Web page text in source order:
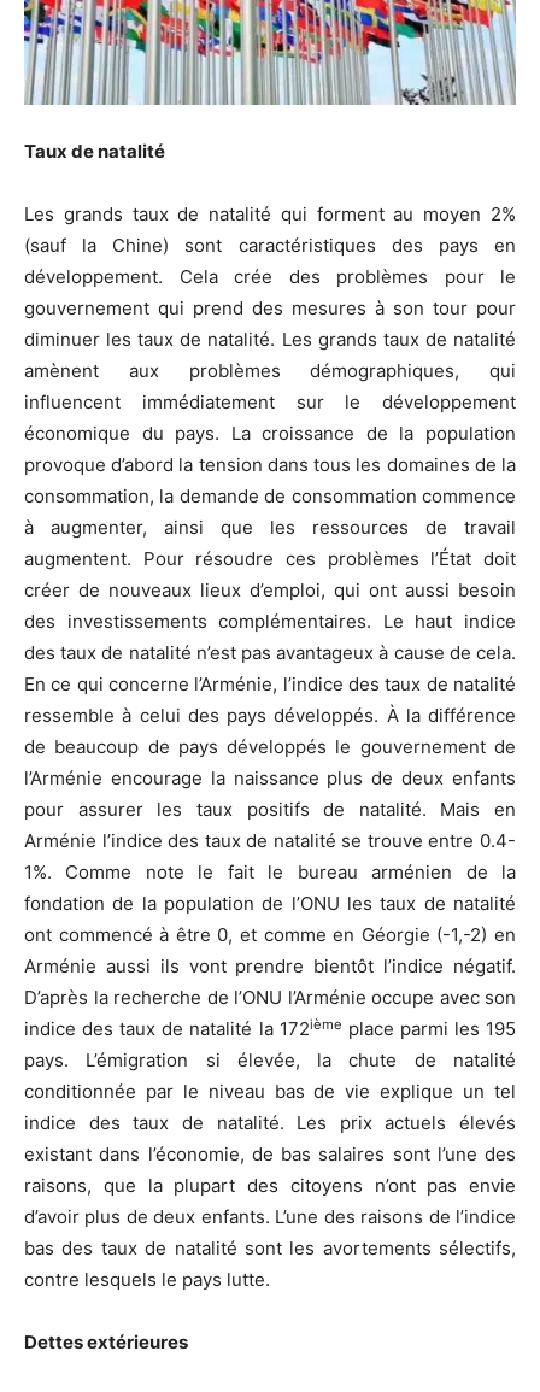
Taux de natalité
Les grands taux de natalité qui forment au moyen 2%
(sauf la Chine) sont caractéristiques des pays en
développement. Cela crée des problèmes pour le
gouvernement qui prend des mesures à son tour pour
diminuer les taux de natalité. Les grands taux de natalité
amènent aux problèmes démographiques, qui
influencent immédiatement sur le développement
économique du pays. La croissance de la population
provoque d’abord la tension dans tous les domaines de la
consommation, la demande de consommation commence
à augmenter, ainsi que les ressources de travail
augmentent. Pour résoudre ces problèmes l’État doit
créer de nouveaux lieux d’emploi, qui ont aussi besoin
des investissements complémentaires. Le haut indice
des taux de natalité n’est pas avantageux à cause de cela.
En ce qui concerne l’Arménie, l’indice des taux de natalité
ressemble à celui des pays développés. À la différence
de beaucoup de pays développés le gouvernement de
l’Arménie encourage la naissance plus de deux enfants
pour assurer les taux positifs de natalité. Mais en
Arménie l’indice des taux de natalité se trouve entre 0.4-
1%. Comme note le fait le bureau arménien de la
fondation de la population de l’ONU les taux de natalité
ont commencé à être 0, et comme en Géorgie (-1,-2) en
Arménie aussi ils vont prendre bientôt l’indice négatif.
D’après la recherche de l’ONU l’Arménie occupe avec son
indice des taux de natalité la 172ième place parmi les 195
pays. L’émigration si élevée, la chute de natalité
conditionnée par le niveau bas de vie explique un tel
indice des taux de natalité. Les prix actuels élevés
existant dans l’économie, de bas salaires sont l’une des
raisons, que la plupart des citoyens n’ont pas envie
d’avoir plus de deux enfants. L’une des raisons de l’indice
bas des taux de natalité sont les avortements sélectifs,
contre lesquels le pays lutte.
Dettes extérieures